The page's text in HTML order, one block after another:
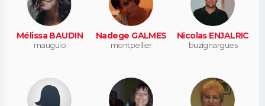
Mélissa BAUDIN
mauguio
Nadege GALMES
montpellier
Nicolas ENJALRIC
buzignargues